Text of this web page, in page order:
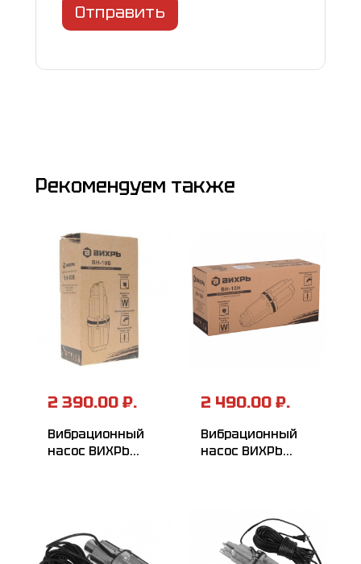
Отправить
Рекомендуем также
2 390.00 ₽.
Вибрационный
насос ВИХРЬ
2 490.00 ₽.
Вибрационный
насос ВИХРЬ